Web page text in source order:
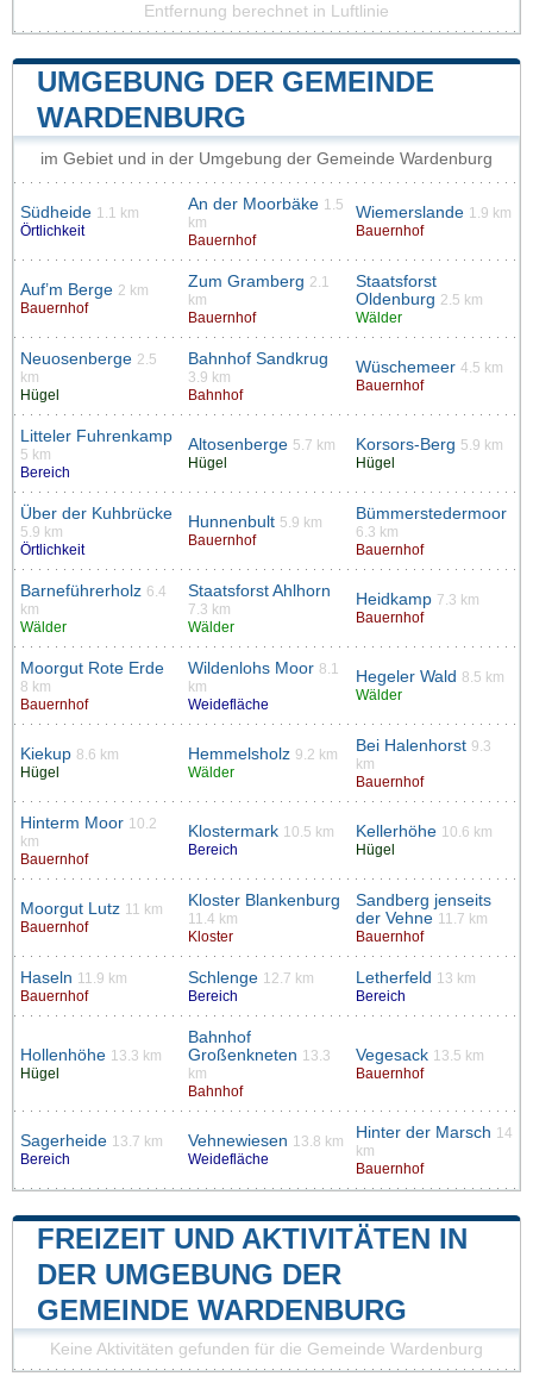
Entfernung berechnet in Luftlinie
UMGEBUNG DER GEMEINDE
WARDENBURG
im Gebiet und in der Umgebung der Gemeinde Wardenburg
Südheide 1.1 km
Örtlichkeit
An der Moorbäke 1.5
km
Bauernhof
Wiemerslande 1.9 km
Bauernhof
Auf’m Berge 2 km
Bauernhof
Zum Gramberg 2.1
km
Bauernhof
Staatsforst
Oldenburg 2.5 km
Wälder
Neuosenberge 2.5
km
Hügel
Bahnhof Sandkrug
3.9 km
Bahnhof
Wüschemeer 4.5 km
Bauernhof
Litteler Fuhrenkamp
5 km
Bereich
Altosenberge 5.7 km
Hügel
Korsors-Berg 5.9 km
Hügel
Über der Kuhbrücke
5.9 km
Örtlichkeit
Hunnenbult 5.9 km
Bauernhof
Bümmerstedermoor
6.3 km
Bauernhof
Barneführerholz 6.4
km
Wälder
Staatsforst Ahlhorn
7.3 km
Wälder
Heidkamp 7.3 km
Bauernhof
Moorgut Rote Erde
8 km
Bauernhof
Wildenlohs Moor 8.1
km
Weidefläche
Hegeler Wald 8.5 km
Wälder
Kiekup 8.6 km
Hügel
Hemmelsholz 9.2 km
Wälder
Bei Halenhorst 9.3
km
Bauernhof
Hinterm Moor 10.2
km
Bauernhof
Klostermark 10.5 km
Bereich
Kellerhöhe 10.6 km
Hügel
Moorgut Lutz 11 km
Bauernhof
Kloster Blankenburg
11.4 km
Kloster
Sandberg jenseits
der Vehne 11.7 km
Bauernhof
Haseln 11.9 km
Bauernhof
Schlenge 12.7 km
Bereich
Letherfeld 13 km
Bereich
Hollenhöhe 13.3 km
Hügel
Bahnhof
Großenkneten 13.3
km
Bahnhof
Vegesack 13.5 km
Bauernhof
Sagerheide 13.7 km
Bereich
Vehnewiesen 13.8 km
Weidefläche
Hinter der Marsch 14
km
Bauernhof
FREIZEIT UND AKTIVITÄTEN IN
DER UMGEBUNG DER
GEMEINDE WARDENBURG
Keine Aktivitäten gefunden für die Gemeinde Wardenburg